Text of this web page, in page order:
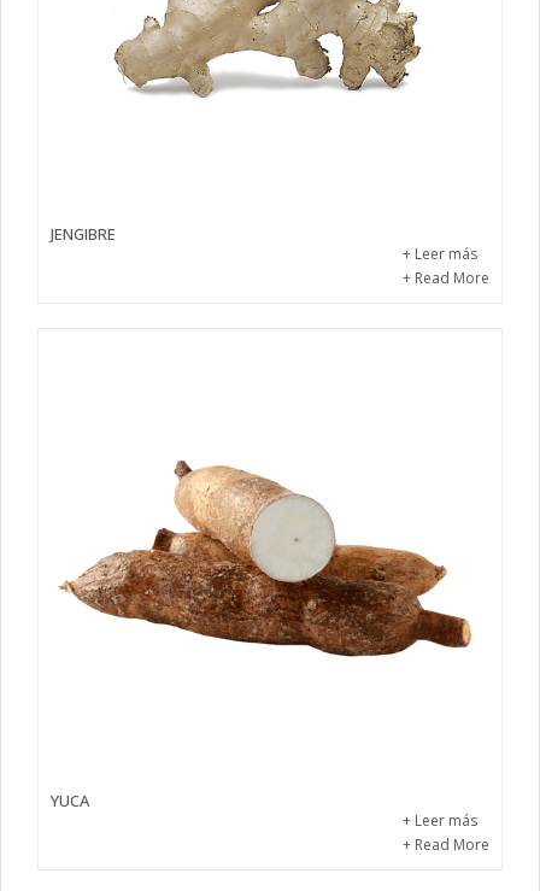
JENGIBRE
+ Leer más
+ Read More
YUCA
+ Leer más
+ Read More